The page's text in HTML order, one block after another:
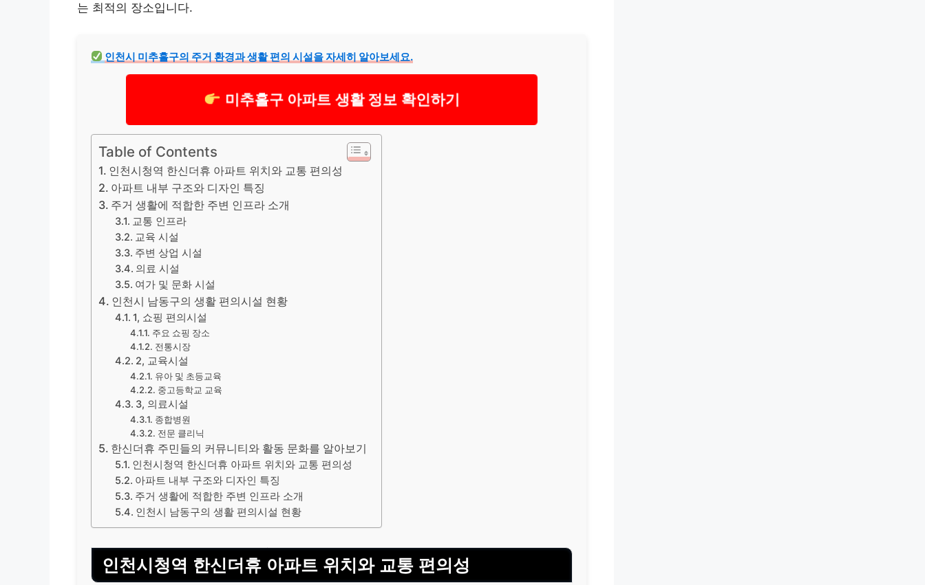
는 최적의 장소입니다.
인천시 미추홀구의 주거 환경과 생활 편의 시설을 자세히 알아보세요.
미추홀구 아파트 생활 정보 확인하기
Table of Contents
인천시청역 한신더휴 아파트 위치와 교통 편의성
아파트 내부 구조와 디자인 특징
주거 생활에 적합한 주변 인프라 소개
교통 인프라
교육 시설
주변 상업 시설
의료 시설
여가 및 문화 시설
인천시 남동구의 생활 편의시설 현황
1, 쇼핑 편의시설
주요 쇼핑 장소
전통시장
2, 교육시설
유아 및 초등교육
중고등학교 교육
3, 의료시설
종합병원
전문 클리닉
한신더휴 주민들의 커뮤니티와 활동 문화를 알아보기
인천시청역 한신더휴 아파트 위치와 교통 편의성
아파트 내부 구조와 디자인 특징
주거 생활에 적합한 주변 인프라 소개
인천시 남동구의 생활 편의시설 현황
인천시청역 한신더휴 아파트 위치와 교통 편의성